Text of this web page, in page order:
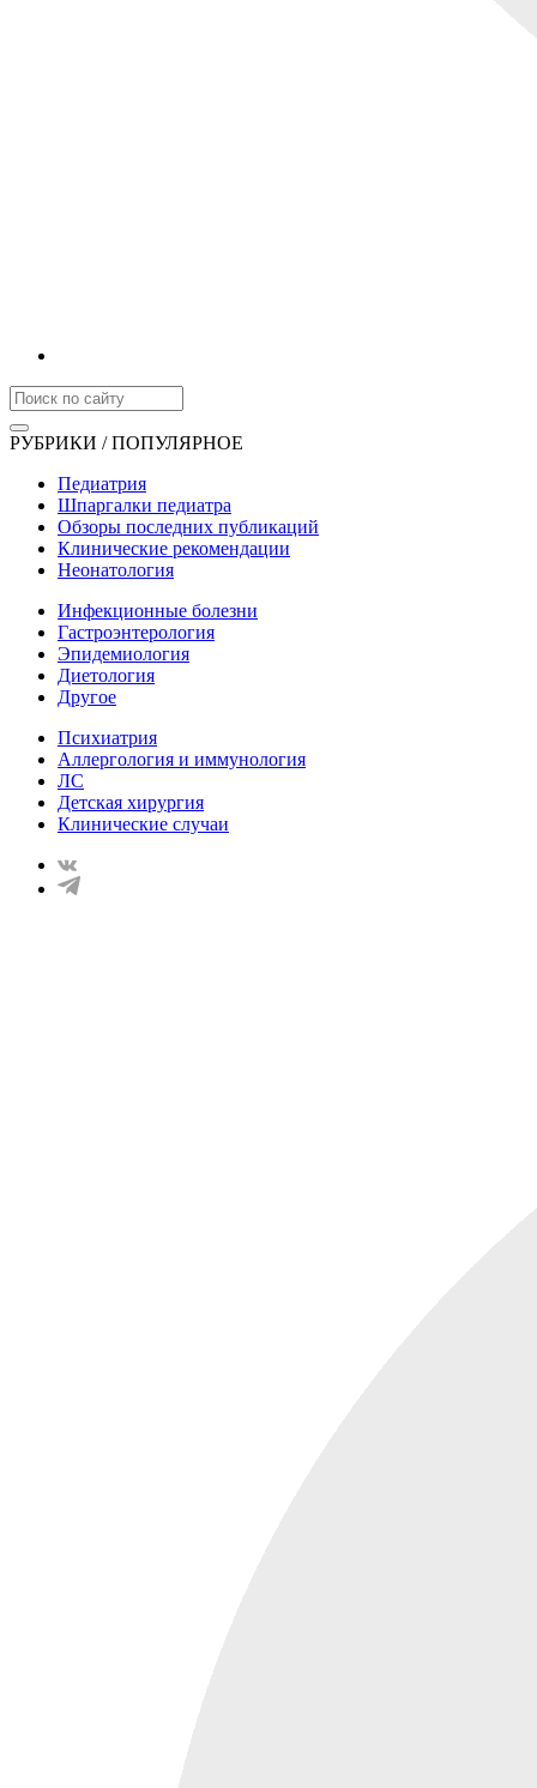
РУБРИКИ / ПОПУЛЯРНОЕ
Педиатрия
Шпаргалки педиатра
Обзоры последних публикаций
Клинические рекомендации
Неонатология
Инфекционные болезни
Гастроэнтерология
Эпидемиология
Диетология
Другое
Психиатрия
Аллергология и иммунология
ЛС
Детская хирургия
Клинические случаи